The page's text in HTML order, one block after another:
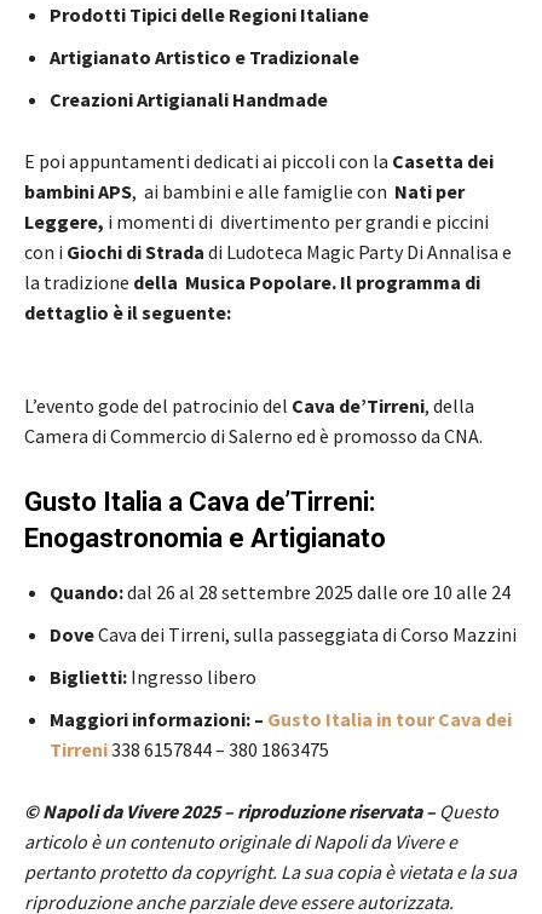
Prodotti Tipici delle Regioni Italiane
Artigianato Artistico e Tradizionale
Creazioni Artigianali Handmade
E poi appuntamenti dedicati ai piccoli con la Casetta dei
bambini APS, ai bambini e alle famiglie con Nati per
Leggere, i momenti di divertimento per grandi e piccini
con i Giochi di Strada di Ludoteca Magic Party Di Annalisa e
la tradizione della Musica Popolare. Il programma di
dettaglio è il seguente:
L’evento gode del patrocinio del Cava de’Tirreni, della
Camera di Commercio di Salerno ed è promosso da CNA.
Gusto Italia a Cava de’Tirreni:
Enogastronomia e Artigianato
Quando:dal 26 al 28 settembre 2025 dalle ore 10 alle 24
DoveCava dei Tirreni, sulla passeggiata di Corso Mazzini
Biglietti: Ingresso libero
Maggiori informazioni: – Gusto Italia in tour Cava dei
Tirreni338 6157844 – 380 1863475
© Napoli da Vivere 2025 – riproduzione riservata – Questo
articolo è un contenuto originale di Napoli da Vivere e
pertanto protetto da copyright. La sua copia è vietata e la sua
riproduzione anche parziale deve essere autorizzata.